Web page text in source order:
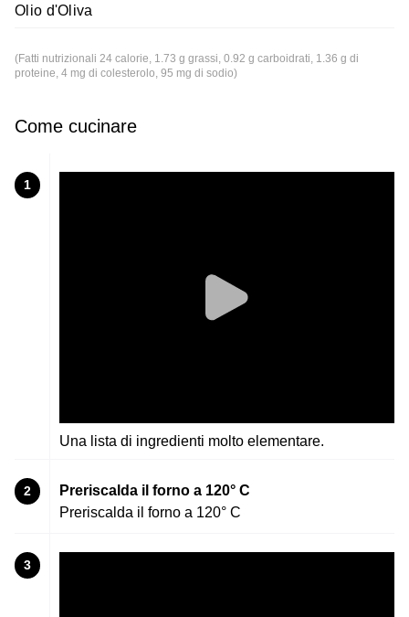
Olio d'Oliva
(Fatti nutrizionali 24 calorie, 1.73 g grassi, 0.92 g carboidrati, 1.36 g di
proteine, 4 mg di colesterolo, 95 mg di sodio)
Come cucinare
1
Una lista di ingredienti molto elementare.
2
Preriscalda il forno a 120° C
Preriscalda il forno a 120° C
3